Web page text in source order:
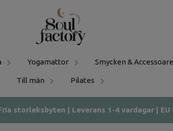
Yogamattor Smycken &
Till män Pilates
storleksbyten | Leverans 1-4 vardagar | EU